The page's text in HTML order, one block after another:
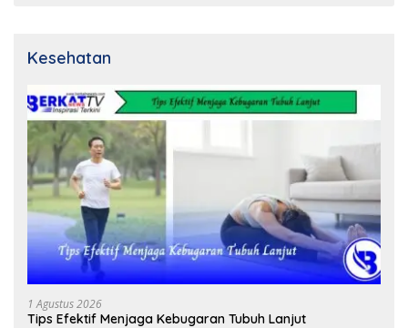
Kesehatan
1 Agustus 2026
Tips Efektif Menjaga Kebugaran Tubuh Lanjut